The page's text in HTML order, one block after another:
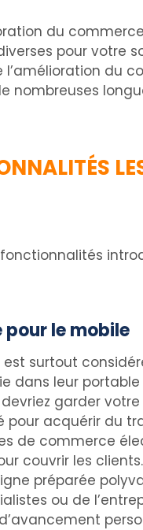
du
pour votre
du
nombreuses
pour le mobile
surtout
dans leur
devriez garder
pour acquérir du
de commerce
couvrir les
préparée
ou de